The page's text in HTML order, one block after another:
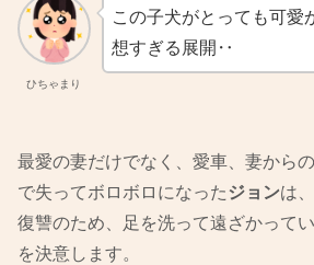
ひちゃまり
この子犬がとっても可愛
想すぎる展開‥
最愛の妻だけでなく、愛車、妻から
で失ってボロボロになったジョンは、
復讐のため、足を洗って遠ざかって
を決意します。